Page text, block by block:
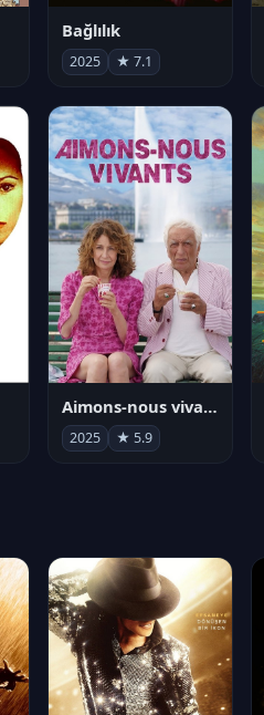
Bağlılık
2025 ★ 7.1
Aimons-nous vivants
2025 ★ 5.9